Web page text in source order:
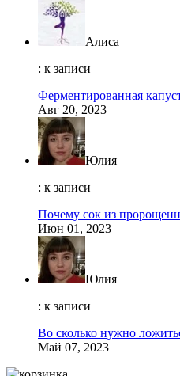
Алиса
: к записи
Ферментированная
Авг 20, 2023
Юлия
: к записи
Почему сок из
Июн 01, 2023
Юлия
: к записи
Во сколько нужно
Май 07, 2023